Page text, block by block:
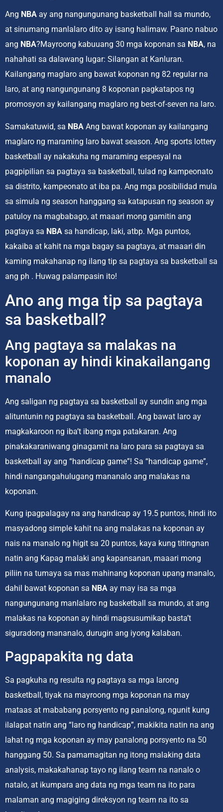
Ang NBA ay ang nangungunang basketball hall sa mundo,
at sinumang manlalaro dito ay isang halimaw. Paano nabuo
ang NBA?Mayroong kabuuang 30 mga koponan sa NBA, na
nahahati sa dalawang lugar: Silangan at Kanluran.
Kailangang maglaro ang bawat koponan ng 82 regular na
laro, at ang nangungunang 8 koponan pagkatapos ng
promosyon ay kailangang maglaro ng best-of-seven na laro.
Samakatuwid, sa NBA Ang bawat koponan ay kailangang
maglaro ng maraming laro bawat season. Ang sports lottery
basketball ay nakakuha ng maraming espesyal na
pagpipilian sa pagtaya sa basketball, tulad ng kampeonato
sa distrito, kampeonato at iba pa. Ang mga posibilidad mula
sa simula ng season hanggang sa katapusan ng season ay
patuloy na magbabago, at maaari mong gamitin ang
pagtaya sa NBA sa handicap, laki, atbp. Mga puntos,
kakaiba at kahit na mga bagay sa pagtaya, at maaari din
kaming makahanap ng ilang tip sa pagtaya sa basketball sa
ang ph . Huwag palampasin ito!
Ano ang mga tip sa pagtaya
sa basketball?
Ang pagtaya sa malakas na
koponan ay hindi kinakailangang
manalo
Ang saligan ng pagtaya sa basketball ay sundin ang mga
alituntunin ng pagtaya sa basketball. Ang bawat laro ay
magkakaroon ng iba’t ibang mga patakaran. Ang
pinakakaraniwang ginagamit na laro para sa pagtaya sa
basketball ay ang “handicap game”! Sa “handicap game”,
hindi nangangahulugang mananalo ang malakas na
koponan.
Kung ipagpalagay na ang handicap ay 19.5 puntos, hindi ito
masyadong simple kahit na ang malakas na koponan ay
nais na manalo ng higit sa 20 puntos, kaya kung titingnan
natin ang Kapag malaki ang kapansanan, maaari mong
piliin na tumaya sa mas mahinang koponan upang manalo,
dahil bawat koponan sa NBA ay may isa sa mga
nangungunang manlalaro ng basketball sa mundo, at ang
malakas na koponan ay hindi magsusumikap basta’t
siguradong mananalo, durugin ang iyong kalaban.
Pagpapakita ng data
Sa pagkuha ng resulta ng pagtaya sa mga larong
basketball, tiyak na mayroong mga koponan na may
mataas at mababang porsyento ng panalong, ngunit kung
ilalapat natin ang “laro ng handicap”, makikita natin na ang
lahat ng mga koponan ay may panalong porsyento na 50
hanggang 50. Sa pamamagitan ng itong malaking data
analysis, makakahanap tayo ng ilang team na nanalo o
natalo, at ikumpara ang data ng mga team na ito para
malaman ang magiging direksyon ng team na ito sa